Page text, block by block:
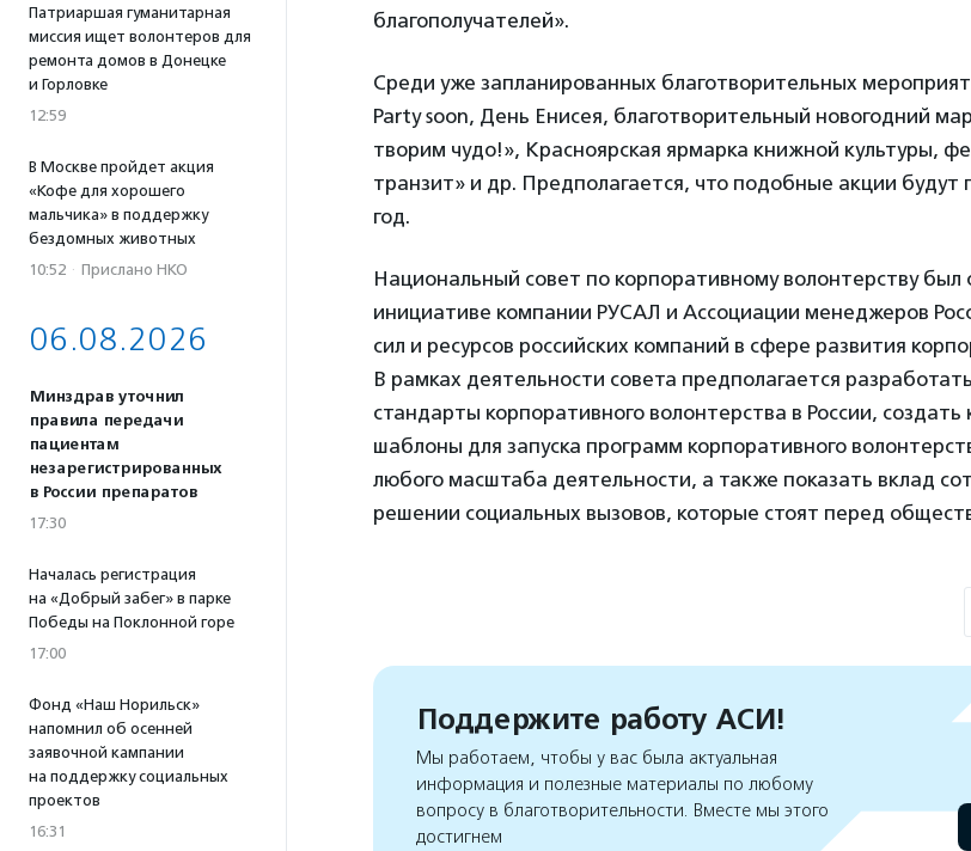
Патриаршая гуманитарная
миссия ищет волонтеров для
ремонта домов в Донецке
и Горловке
12:59
В Москве пройдет акция
«Кофе для хорошего
мальчика» в поддержку
бездомных животных
10:52 · Прислано НКО
06.08.2026
Минздрав уточнил
правила передачи
пациентам
незарегистрированных
в России препаратов
17:30
Началась регистрация
на «Добрый забег» в парке
Победы на Поклонной горе
17:00
Фонд «Наш Норильск»
напомнил об осенней
заявочной кампании
на поддержку социальных
проектов
16:31
благополучателей».
Среди уже запланированных благотворительных
Party soon, День Енисея, благотворительный новогодний
творим чудо!», Красноярская ярмарка книжной культуры,
транзит» и др. Предполагается, что подобные акции будут
год.
Национальный совет по корпоративному волонтерству был
инициативе компании РУСАЛ и Ассоциации менеджеров
сил и ресурсов российских компаний в сфере развития
В рамках деятельности совета предполагается
стандарты корпоративного волонтерства в России,
шаблоны для запуска программ корпоративного
любого масштаба деятельности, а также показать вклад
решении социальных вызовов, которые стоят перед
Поддержите работу АСИ!
Мы работаем, чтобы у вас была актуальная
информация и полезные материалы по любому
вопросу в благотворительности. Вместе мы этого
достигнем